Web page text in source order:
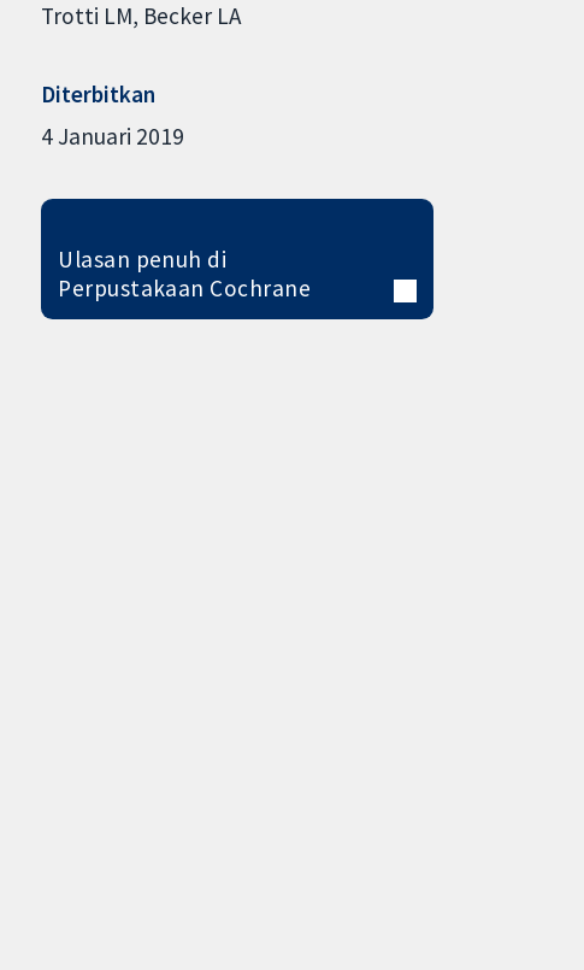
Trotti LM Becker LA
Diterbitkan
4 Januari 2019
Ulasan penuh di
Perpustakaan Cochrane